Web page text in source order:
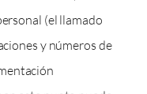
(el llamado
y números de